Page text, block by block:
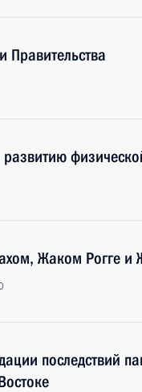
Жаком Рогге и
последствий